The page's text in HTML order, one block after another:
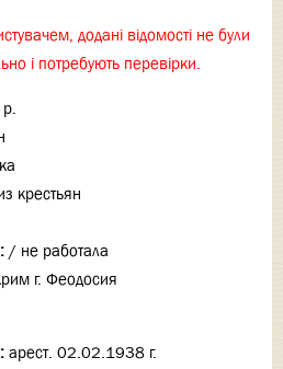
додані відомості не були
і потребують перевірки.
крестьян
/ не работала
г. Феодосия
арест. 02.02.1938 г.